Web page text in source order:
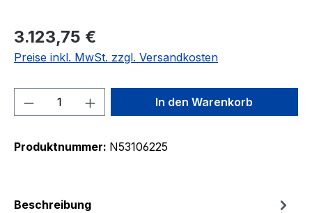
3.123,75 €
Preise inkl. MwSt. zzgl. Versandkosten
Produkt Anzahl: Gib denIn den Warenkorb
Produktnummer: N53106225
Beschreibung